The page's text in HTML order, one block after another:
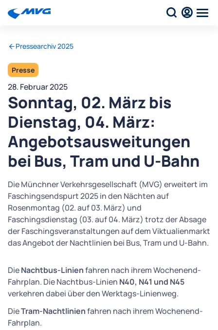
Pressearchiv 2025
Presse
28. Februar 2025
Sonntag, 02. März bis
Dienstag, 04. März:
Angebotsausweitungen
bei Bus, Tram und U-Bahn
Die Münchner Verkehrsgesellschaft (MVG) erweitert im
Faschingsendspurt 2025 in den Nächten auf
Rosenmontag (02. auf 03. März) und
Faschingsdienstag (03. auf 04. März) trotz der Absage
der Faschingsveranstaltungen auf dem Viktualienmarkt
das Angebot der Nachtlinien bei Bus, Tram und U-Bahn.
DieNachtbus-Linienfahren nach ihrem Wochenend-
Fahrplan. Die Nachtbus-Linien N40, N41 und N45
verkehren dabei über den Werktags-Linienweg.
DieTram-Nachtlinienfahren nach ihrem Wochenend-
Fahrplan.